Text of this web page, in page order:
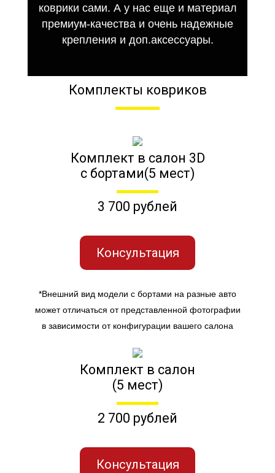
коврики сами. А у нас еще и материал
премиум-качества и очень надежные
крепления и доп.аксессуары.
Комплекты ковриков
Комплект в салон 3D
с бортами(5 мест)
3 700 рублей
Консультация
*Внешний вид модели с бортами на разные авто
может отличаться от представленной фотографии
в зависимости от конфигурации вашего салона
Комплект в салон
(5 мест)
2 700 рублей
Консультация